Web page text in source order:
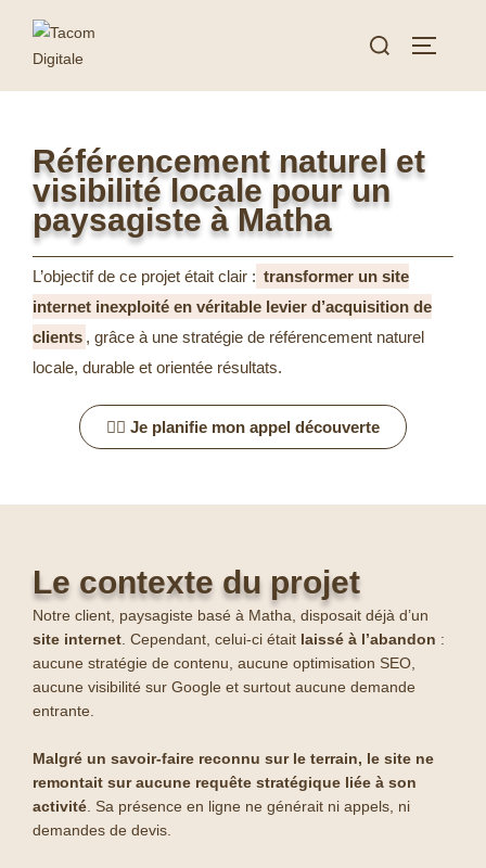
Référencement naturel et
visibilité locale pour un
paysagiste à Matha
L’objectif de ce projet était clair : transformer un site
internet inexploité en véritable levier d’acquisition de
clients , grâce à une stratégie de référencement naturel
locale, durable et orientée résultats.
👉🏿 Je planifie mon appel découverte
Le contexte du projet
Notre client, paysagiste basé à Matha, disposait déjà d’un
site internet Cependant, celui-ci était laissé à l’abandon :
aucune stratégie de contenu, aucune optimisation SEO,
aucune visibilité sur Google et surtout aucune demande
entrante.
Malgré un savoir-faire reconnu sur le terrain, le site ne
remontait sur aucune requête stratégique liée à son
activité . Sa présence en ligne ne générait ni appels, ni
demandes de devis.